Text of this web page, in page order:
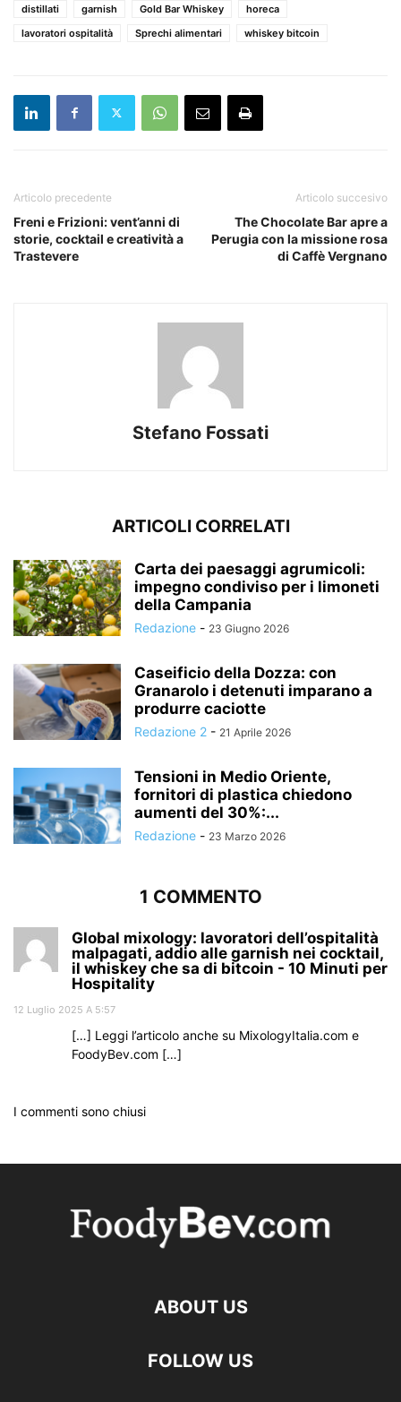
distillati
garnish Gold Bar Whiskey
horeca
lavoratori ospitalità
Sprechi alimentari whiskey bitcoin
Articolo precedente
Freni e Frizioni: vent’anni di
storie, cocktail e creatività a
Trastevere
Articolo succesivo
The Chocolate Bar apre a
Perugia con la missione rosa
di Caffè Vergnano
Stefano Fossati
ARTICOLI CORRELATI
Carta dei paesaggi agrumicoli:
impegno condiviso per i limoneti
della Campania
Redazione - 23 Giugno 2026
Caseificio della Dozza: con
Granarolo i detenuti imparano a
produrre caciotte
Redazione 2 - 21 Aprile 2026
Tensioni in Medio Oriente,
fornitori di plastica chiedono
aumenti del 30%:...
Redazione - 23 Marzo 2026
1 COMMENTO
Global mixology: lavoratori dell’ospitalità
malpagati, addio alle garnish nei cocktail,
il whiskey che sa di bitcoin - 10 Minuti per
Hospitality
12 Luglio 2025 A 5:57
[…] Leggi l’articolo anche su MixologyItalia.com e
FoodyBev.com […]
I commenti sono chiusi
ABOUT US
FOLLOW US